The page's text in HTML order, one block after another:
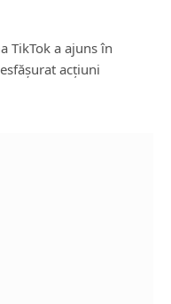
TikTok a ajuns în
acțiuni